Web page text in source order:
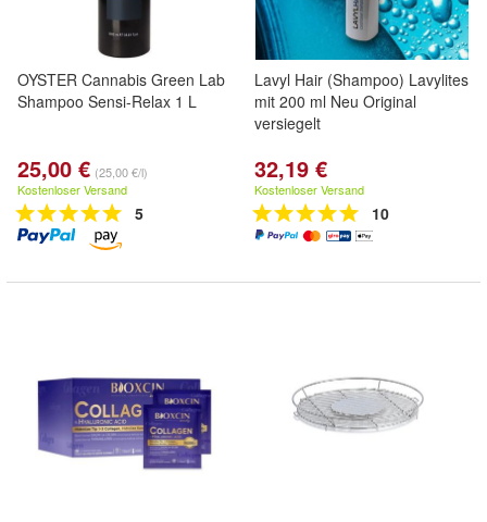
OYSTER Cannabis Green Lab
Shampoo Sensi-Relax 1 L
25,00 € (25,00 €/l)
Kostenloser Versand
5
Lavyl Hair (Shampoo) Lavylites
mit 200 ml Neu Original
versiegelt
32,19 €
Kostenloser Versand
10